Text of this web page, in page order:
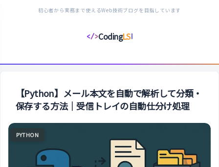
初心者から実務まで使えるWeb技術ブログを目指しています
</>CodingLS
コ
デ
ン
グ
【Python】メール本文を自動で解析して分類・
保存する方法｜受信トレイの自動仕分け処理
PYTHON